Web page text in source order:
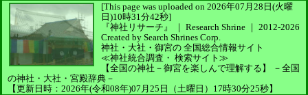
[This page was uploaded on 2026年07月28日(火曜
日)10時31分42秒]
『神社リサーチ』 ｜ Research Shrine ｜ 2012-2026
Created by Search Shrines Corp.
神社・大社・御宮の 全国総合情報サイト
≪神社統合調査・ 検索サイト≫
【全国の神社－御宮を楽しんで理解する】
－全国
の神社・大社・宮殿辞典－
【更新日時：2026年(令和08年)07月25日（土曜日）17時30分25秒】